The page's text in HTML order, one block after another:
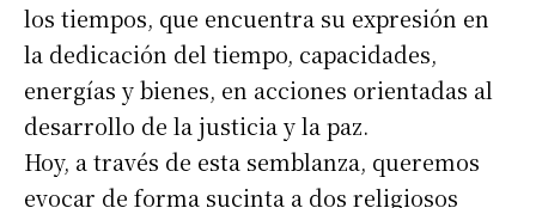
los tiempos, que encuentra su expresión en
la dedicación del tiempo, capacidades,
energías y bienes, en acciones orientadas al
desarrollo de la justicia y la paz.
Hoy, a través de esta semblanza, queremos
evocar de forma sucinta a dos religiosos